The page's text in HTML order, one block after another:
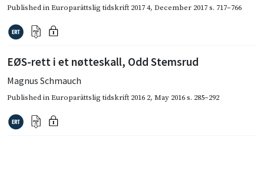
Published inEuroparättslig tidskrift 2017 4, December 2017s. 717–766
EØS-rett i et nøtteskall, Odd Stemsrud
Magnus Schmauch
Published inEuroparättslig tidskrift 2016 2, May 2016s. 285–292